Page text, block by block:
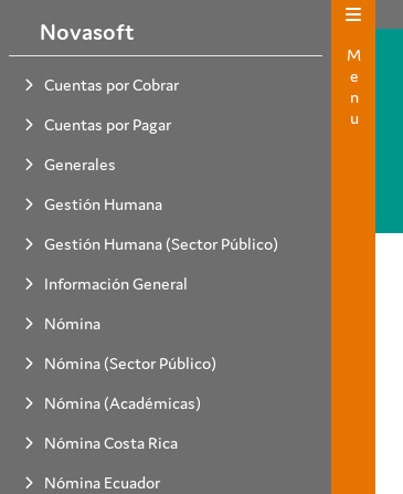
Novasoft
Cuentas por Cobrar
Cuentas por Pagar
Generales
Gestión Humana
Gestión Humana (Sector Público)
Información General
Nómina
Nómina (Sector Público)
Nómina (Académicas)
Nómina Costa Rica
Nómina Ecuador
Menu